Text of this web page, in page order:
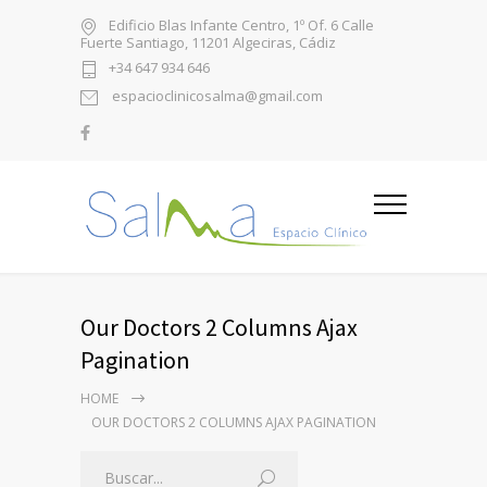
Edificio Blas Infante Centro, 1º Of. 6 Calle
Fuerte Santiago, 11201 Algeciras, Cádiz
+34 647 934 646
espacioclinicosalma@gmail.com
Our Doctors 2 Columns Ajax
Pagination
HOME
OUR DOCTORS 2 COLUMNS AJAX PAGINATION